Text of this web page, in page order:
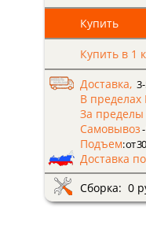
Купить в 1
Доставка,
В
За
Самовывоз
Подъем: от
Доставка
Сборка: 0